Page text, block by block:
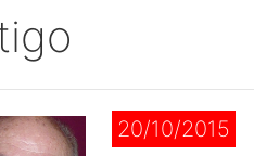
20/10/2015